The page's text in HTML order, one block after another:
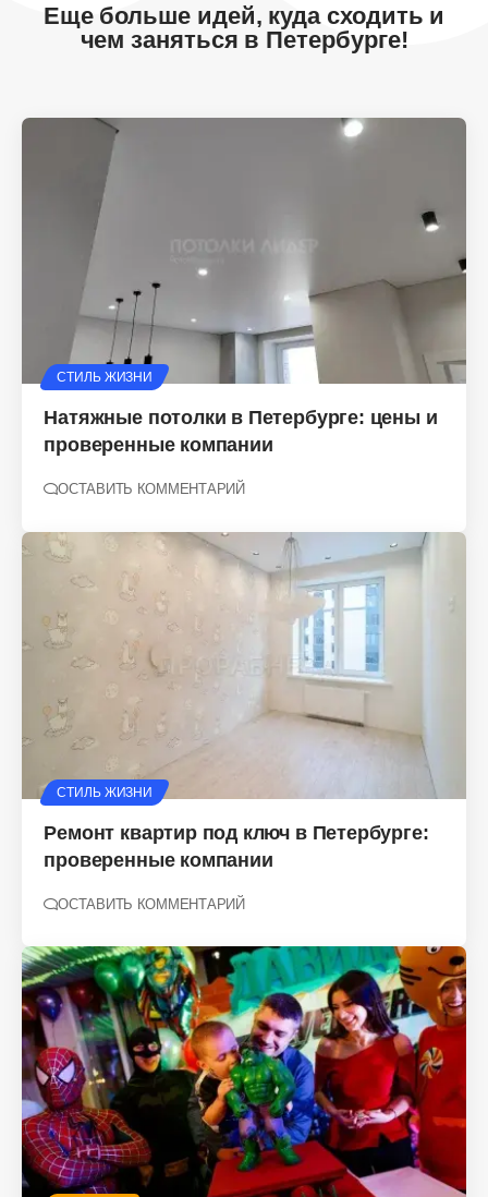
Еще больше идей, куда сходить и
чем заняться в Петербурге!
СТИЛЬ ЖИЗНИ
Натяжные потолки в Петербурге: цены и
проверенные компании
ОСТАВИТЬ КОММЕНТАРИЙ
СТИЛЬ ЖИЗНИ
Ремонт квартир под ключ в Петербурге:
проверенные компании
ОСТАВИТЬ КОММЕНТАРИЙ